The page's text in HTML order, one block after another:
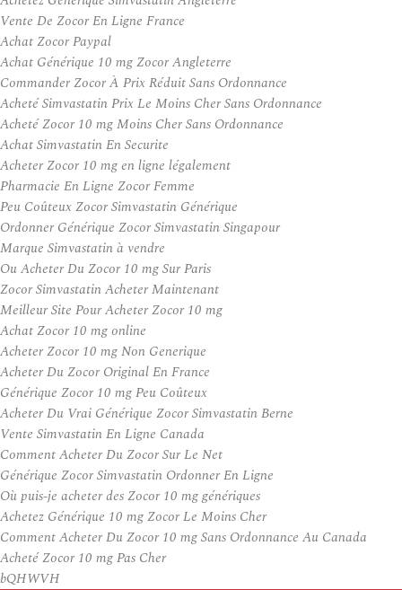
Vente De Zocor En Ligne France
Achat Zocor Paypal
Achat Générique 10 mg Zocor Angleterre
Commander Zocor À Prix Réduit Sans Ordonnance
Acheté Simvastatin Prix Le Moins Cher Sans Ordonnance
Acheté Zocor 10 mg Moins Cher Sans Ordonnance
Achat Simvastatin En Securite
Acheter Zocor 10 mg en ligne légalement
Pharmacie En Ligne Zocor Femme
Peu Coûteux Zocor Simvastatin Générique
Ordonner Générique Zocor Simvastatin Singapour
Marque Simvastatin à vendre
Ou Acheter Du Zocor 10 mg Sur Paris
Zocor Simvastatin Acheter Maintenant
Meilleur Site Pour Acheter Zocor 10 mg
Achat Zocor 10 mg online
Acheter Zocor 10 mg Non Generique
Acheter Du Zocor Original En France
Générique Zocor 10 mg Peu Coûteux
Acheter Du Vrai Générique Zocor Simvastatin Berne
Vente Simvastatin En Ligne Canada
Comment Acheter Du Zocor Sur Le Net
Générique Zocor Simvastatin Ordonner En Ligne
Où puis-je acheter des Zocor 10 mg génériques
Achetez Générique 10 mg Zocor Le Moins Cher
Comment Acheter Du Zocor 10 mg Sans Ordonnance Au Canada
Acheté Zocor 10 mg Pas Cher
bQHWVH